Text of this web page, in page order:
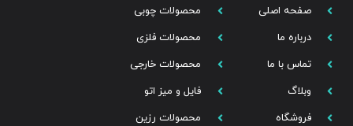
صفحه اصلی
درباره ما
تماس با ما
وبلاگ
فروشگاه
محصولات چوبی
محصولات فلزی
محصولات خارجی
فایل و میز اتو
محصولات رزین